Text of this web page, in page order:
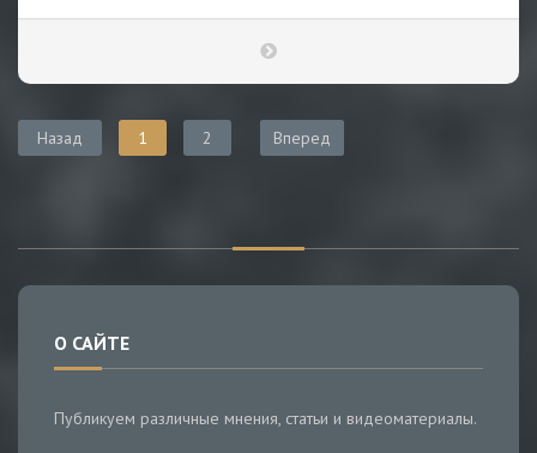
Назад 1 2 Вперед
О САЙТЕ
Публикуем различные мнения, статьи и видеоматериалы.